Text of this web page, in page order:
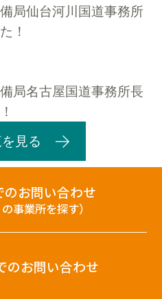
局仙台河川国道事務所
！
局名古屋国道事務所長
見る
のお問い合わせ
の事業所を探す）
のお問い合わせ